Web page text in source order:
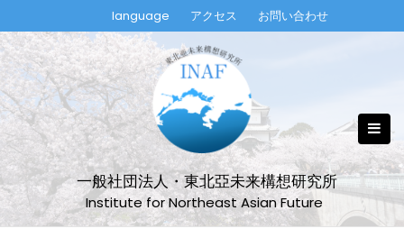
to
content
language アクセス お問い合わせ
一般社団法人・東北亞未来構想研究所
Institute for Northeast Asian Future